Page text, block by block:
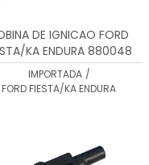
DE IGNICAO FORD
KA ENDURA 880048
IMPORTADA /
FORD FIESTA/KA ENDURA